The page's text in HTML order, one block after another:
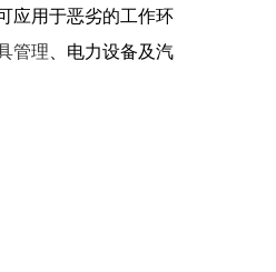
应用于恶劣的工作环
管理 、电力设备及汽